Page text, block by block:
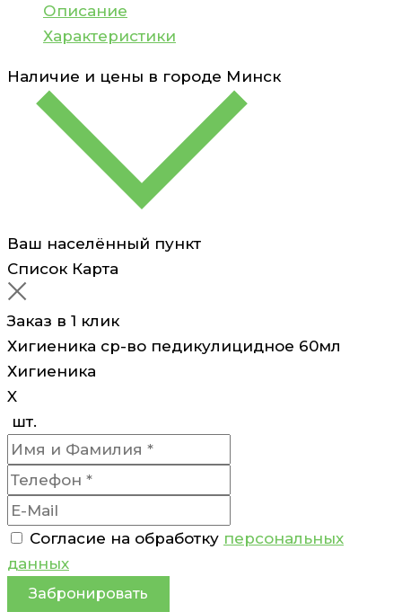
Описание
Характеристики
Наличие и цены в городе Минск
Ваш населённый пункт
Список Карта
Заказ в 1 клик
Хигиеника ср-во педикулицидное 60мл
Хигиеника
X
шт.
Согласие на обработку персональных
данных
Забронировать